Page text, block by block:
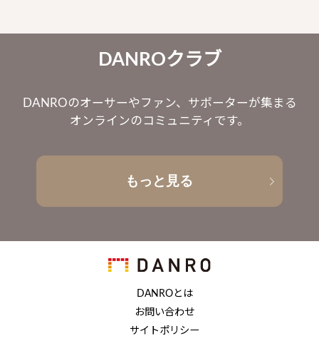
DANROクラブ
DANROのオーサーやファン、サポーターが集まる
オンラインのコミュニティです。
もっと見る
DANROとは
お問い合わせ
サイトポリシー